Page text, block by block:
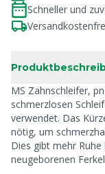
Schneller und
MS Zahnschleifer,
schmerzlosen
verwendet. Das
nötig, um
Dies gibt mehr
neugeborenen